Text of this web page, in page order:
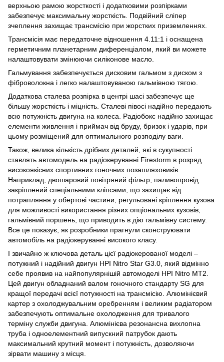
верхньою рамою жорсткості і додатковими розпірками
забезпечує максимальну жорсткість. Подвійний сліпер
зчеплення захищає трансмісію при жорстких приземленнях.
Трансмісія має передаточне відношення 4.11:1 і оснащена
герметичним планетарним диференціалом, який ви можете
налаштовувати змінюючи силіконове масло.
Гальмування забезпечується дисковим гальмом з диском з
фіброволокна і легко налаштовуваною гальмівною тягою.
Додаткова сталева розпірка в центрі шасі забезпечує ще
більшу жорсткість і міцність. Сталеві півосі надійно передають
всю потужність двигуна на колеса. Радіобокс надійно захищає
елементи живлення і приймач від бруду, бризок і ударів, при
цьому розміщений для оптимального розподілу ваги.
Також, велика кількість дрібних деталей, які в сукупності
ставлять автомодель на радіокеруванні Firestorm в розряд
високоякісних спортивних гоночних позашляховиків.
Наприклад, двошаровий повітряний фільтр, паливопровід
закріплений спеціальними кліпсами, що захищає від
потрапляння у обертові частини, регульовані кріплення кузова
для можливості використання різних опціональних кузовів,
гальмівний поршень, що приводить в дію гальмівну систему.
Все це показує, як розробники прагнули сконструювати
автомобіль на радіокеруванні високого класу.
І звичайно ж ключова деталь цієї радіокерованої моделі –
потужний і надійний двигун HPI Nitro Star G3.0, який відмінно
себе проявив на найпопулярнішій автомоделі HPI Nitro MT2.
Цей двигун обладнаний валом гоночного стандарту SG для
кращої передачі всієї потужності на трансмісію. Алюмінієвий
картер з охолоджувальним оребренням і великим радіатором
забезпечують оптимальне охолодження для тривалого
терміну служби двигуна. Алюмінієва резонансна вихлопна
труба і одноелементний випускний патрубок дають
максимальний крутний момент і потужність, дозволяючи
зірвати машину з місця.